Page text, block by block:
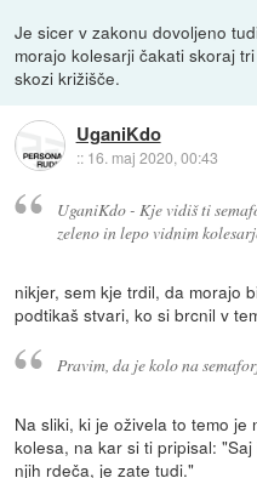
Je sicer v zakonu dovoljeno
morajo kolesarji čakati skoraj
skozi križišče.
UganiKdo
:: 16. maj 2020, 00:43
UganiKdo - Kje vidiš ti
zeleno in lepo vidnim
nikjer, sem kje trdil, da morajo
podtikaš stvari, ko si brcnil v
Pravim, da je kolo na
Na sliki, ki je oživela to temo
kolesa, na kar si ti pripisal:
njih rdeča, je zate tudi."